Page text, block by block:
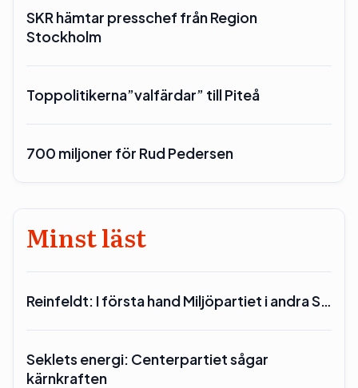
SKR hämtar presschef från Region
Stockholm
Toppolitikerna”valfärdar” till Piteå
700 miljoner för Rud Pedersen
Minst läst
Reinfeldt: I första hand Miljöpartiet i andra S…
Seklets energi: Centerpartiet sågar
kärnkraften